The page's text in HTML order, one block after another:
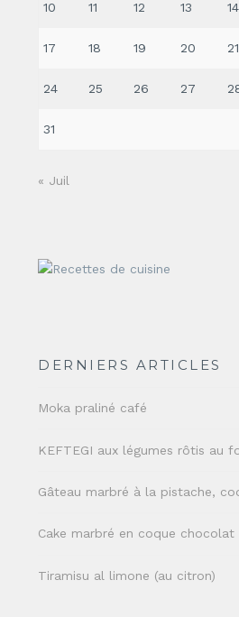
10 11 12 13 14
17 18 19 20 21
24 25 26 27
31
« Juil
DERNIERS ARTICLES
Moka praliné café
KEFTEGI aux légumes rôtis au
Gâteau marbré à la pistache,
Cake marbré en coque chocolat
Tiramisu al limone (au citron)